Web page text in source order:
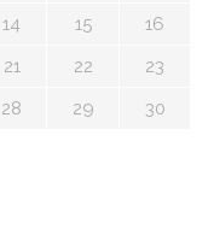
14 15
16
21 22
23
28 29
30